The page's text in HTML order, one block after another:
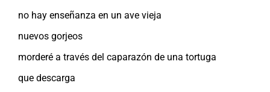
no hay enseñanza en un ave vieja
nuevos gorjeos
morderé a través del caparazón de una tortuga
que descarga